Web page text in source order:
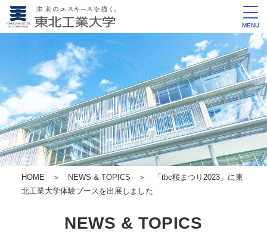
MENU
HOME ＞ NEWS & TOPICS ＞ 「tbc桜まつり2023」に東
北工業大学体験ブースを出展しました
NEWS & TOPICS